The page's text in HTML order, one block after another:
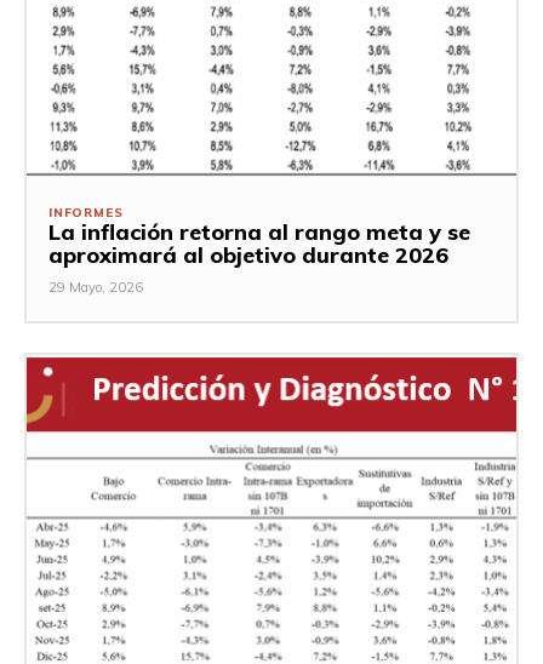
INFORMES
La inflación retorna al rango meta y se
aproximará al objetivo durante 2026
29 Mayo, 2026